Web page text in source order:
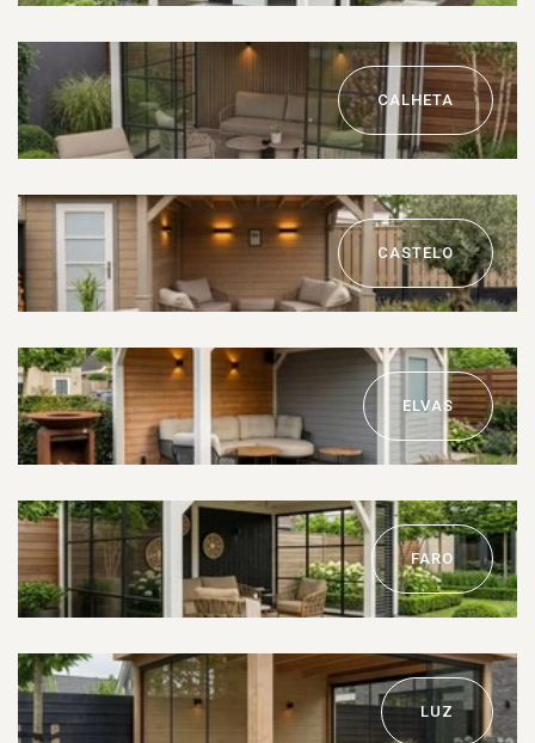
CALHETA
CASTELO
ELVAS
FARO
LUZ